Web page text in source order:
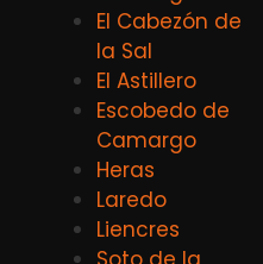
El Cabezón de
la Sal
El Astillero
Escobedo de
Camargo
Heras
Laredo
Liencres